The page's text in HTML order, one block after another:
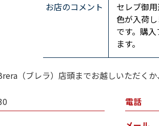
お店のコメント
セレブ御
色が入荷
です。購
ます。
（ブレラ）店頭までお越しいただく
電話